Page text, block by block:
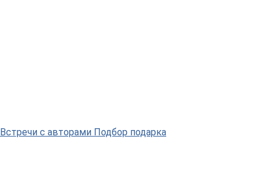
Встречи с авторами Подбор подарка